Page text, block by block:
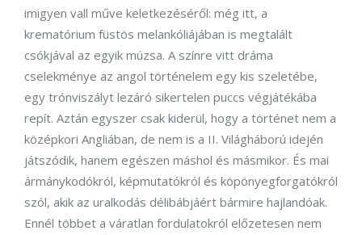
imigyen vall műve keletkezéséről: még itt, a
krematórium füstös melankóliájában is megtalált
csókjával az egyik múzsa. A színre vitt dráma
cselekménye az angol történelem egy kis szeletébe,
egy trónviszályt lezáró sikertelen puccs végjátékába
repít. Aztán egyszer csak kiderül, hogy a történet nem a
középkori Angliában, de nem is a II. Világháború idején
játszódik, hanem egészen máshol és másmikor. És mai
ármánykodókról, képmutatókról és köpönyegforgatókról
szól, akik az uralkodás délibábjáért bármire hajlandóak.
Ennél többet a váratlan fordulatokról előzetesen nem